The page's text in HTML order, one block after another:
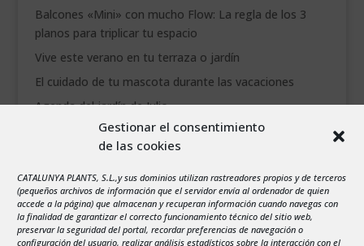
Gestionar el consentimiento
de las cookies
CATALUNYA PLANTS, S.L.,y sus dominios utilizan rastreadores propios y de terceros
(pequeños archivos de información que el servidor envía al ordenador de quien
accede a la página) que almacenan y recuperan información cuando navegas con
la finalidad de garantizar el correcto funcionamiento técnico del sitio web,
preservar la seguridad del portal, recordar preferencias de navegación o
configuración del usuario, realizar análisis estadísticos sobre la interacción con el
Balcones «Mini» con mucho Flow: La regla de los 3
planos para triplicar tu espacio
Vive este verano en tu terraza o jardín
El cuidado de tu mascota durante las vacaciones
Agenda del jardín de Julio
agosto 2026
1
2
3
4 5 6 7 8
9
10
11 12 13 14 15 16